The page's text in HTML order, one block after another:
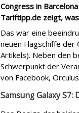
Congress in
Tariftipp.de zeigt,
Das war eine
neuen Flagschiffe
Artikels). Neben den
Schwerpunkt der
von Facebook,
Samsung Galaxy S7: